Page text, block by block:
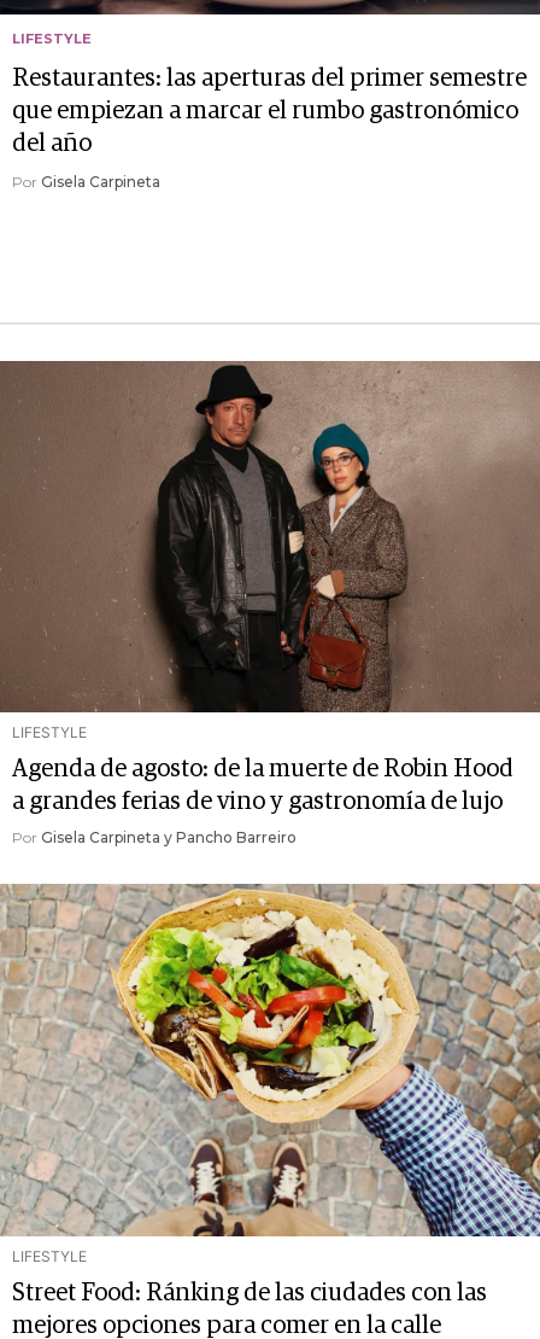
LIFESTYLE
Restaurantes: las aperturas del primer semestre
que empiezan a marcar el rumbo gastronómico
del año
Por Gisela Carpineta
LIFESTYLE
Agenda de agosto: de la muerte de Robin Hood
a grandes ferias de vino y gastronomía de lujo
Por Gisela Carpineta y Pancho Barreiro
LIFESTYLE
Street Food: Ránking de las ciudades con las
mejores opciones para comer en la calle